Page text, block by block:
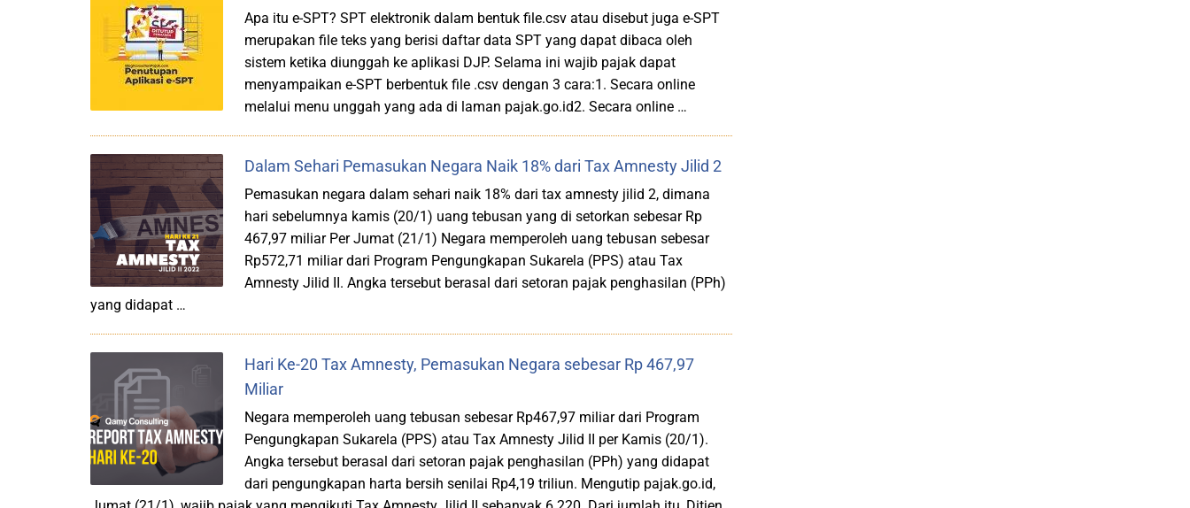
Apa itu e-SPT? SPT elektronik dalam bentuk file.csv atau disebut juga e-SPT
merupakan file teks yang berisi daftar data SPT yang dapat dibaca oleh
sistem ketika diunggah ke aplikasi DJP. Selama ini wajib pajak dapat
menyampaikan e-SPT berbentuk file .csv dengan 3 cara:1. Secara online
melalui menu unggah yang ada di laman pajak.go.id2. Secara online …
Dalam Sehari Pemasukan Negara Naik 18% dari Tax Amnesty Jilid 2
Pemasukan negara dalam sehari naik 18% dari tax amnesty jilid 2, dimana
hari sebelumnya kamis (20/1) uang tebusan yang di setorkan sebesar Rp
467,97 miliar Per Jumat (21/1) Negara memperoleh uang tebusan sebesar
Rp572,71 miliar dari Program Pengungkapan Sukarela (PPS) atau Tax
Amnesty Jilid II. Angka tersebut berasal dari setoran pajak penghasilan (PPh)
yang didapat …
Hari Ke-20 Tax Amnesty, Pemasukan Negara sebesar Rp 467,97
Miliar
Negara memperoleh uang tebusan sebesar Rp467,97 miliar dari Program
Pengungkapan Sukarela (PPS) atau Tax Amnesty Jilid II per Kamis (20/1).
Angka tersebut berasal dari setoran pajak penghasilan (PPh) yang didapat
dari pengungkapan harta bersih senilai Rp4,19 triliun. Mengutip pajak.go.id,